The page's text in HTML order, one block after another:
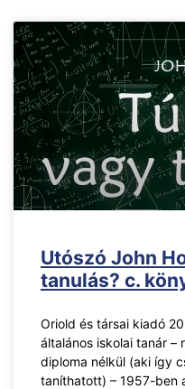
Utószó John
tanulás? c.
Oriold és társai kiadó
általános iskolai tanár –
diploma nélkül (aki így
taníthatott) – 1957-ben